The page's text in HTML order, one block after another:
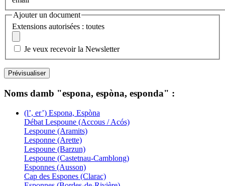
Ajouter un document
Extensions autorisées : toutes
Je veux recevoir la Newsletter
Noms damb "espona, espòna, esponda" :
(l’, er’) Espona, Espòna
Débat Lespoune (Accous / Acós)
Lespoune (Aramits)
Lesponne (Arette)
Lespoune (Barzun)
Lespoune (Castetnau-Camblong)
Esponnes (Ausson)
Cap des Espones (Clarac)